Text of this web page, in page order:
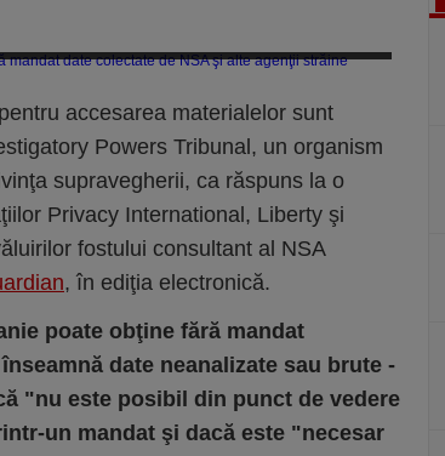
accesarea materialelor sunt
Powers Tribunal, un organism
supravegherii, ca răspuns la o
Privacy International, Liberty şi
fostului consultant al NSA
, în ediţia electronică.
poate obţine fără mandat
date neanalizate sau brute -
"nu este posibil din punct de vedere
un mandat şi dacă este "necesar